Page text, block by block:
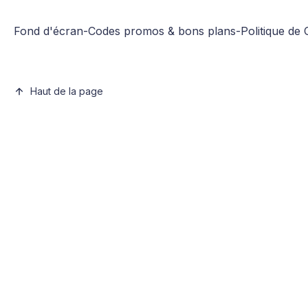
Fond d'écran-Codes promos & bons plans-Politique de
Haut de la page